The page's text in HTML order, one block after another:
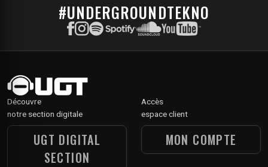
#UNDERGROUNDTEKNO
Découvre
notre section digitale
UGT DIGITAL
SECTION
Accès
espace client
MON COMPTE